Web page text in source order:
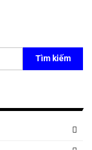
Tìm kiếm